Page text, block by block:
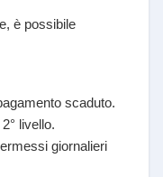
è possibile
scaduto.
livello.
giornalieri